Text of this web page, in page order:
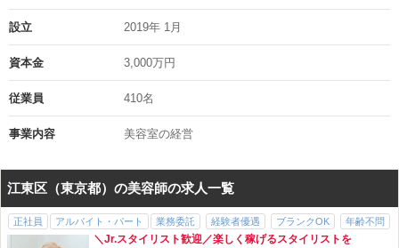
・動画教育システムを導入 →技術や業務の手順の確認などいつでも
学んだり、復習できます
・独自の福利厚生制度！3大疾病や重度疾病に罹患された場合に会社
からのお見舞金！最大50万円！
口あり！
◇ +.――゜ +.――゜ +.――゜ +.――゜ +.――゜ .+ ◇
お気軽にご応募くださいね！
見学も随時受付中です。お気軽にお問合せ下さい。
◇ +.――゜ +.――゜ +.――゜ +.――゜ +.――゜ .+ ◇
設立 2019年 1月
資本金 3,000万円
従業員 410名
事業内容 美容室の経営
江東区（東京都）の美容師の求人一覧
正社員 アルバイト・パート 業務委託 経験者優遇 ブランクOK
年齢不問
ノルマなし
服装自由 主婦・主夫歓迎 髪型・髪色自由
交通費支給
＼Jr.スタイリスト歓迎／楽しく稼げるスタイリストを